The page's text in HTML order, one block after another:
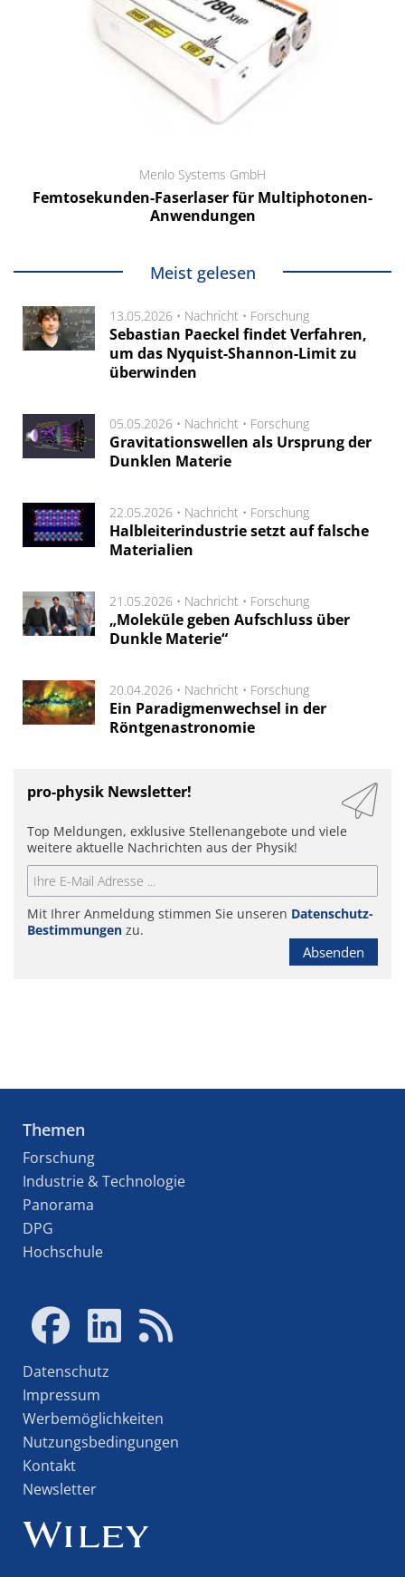
Menlo Systems GmbH
Femtosekunden-Faserlaser für Multiphotonen-
Anwendungen
Meist gelesen
13.05.2026 • Nachricht • Forschung
Sebastian Paeckel findet Verfahren,
um das Nyquist-Shannon-Limit zu
überwinden
05.05.2026 • Nachricht • Forschung
Gravitationswellen als Ursprung der
Dunklen Materie
22.05.2026 • Nachricht • Forschung
Halbleiterindustrie setzt auf falsche
Materialien
21.05.2026 • Nachricht • Forschung
„Moleküle geben Aufschluss über
Dunkle Materie“
20.04.2026 • Nachricht • Forschung
Ein Paradigmenwechsel in der
Röntgenastronomie
pro-physik Newsletter!
Top Meldungen, exklusive Stellenangebote und viele
weitere aktuelle Nachrichten aus der Physik!
Mit Ihrer Anmeldung stimmen Sie unseren Datenschutz-
Bestimmungen zu.
Absenden
Themen
Forschung
Industrie & Technologie
Panorama
DPG
Hochschule
Datenschutz
Impressum
Werbemöglichkeiten
Nutzungsbedingungen
Kontakt
Newsletter